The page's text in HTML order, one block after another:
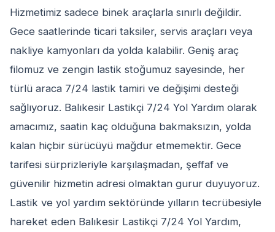
Hizmetimiz sadece binek araçlarla sınırlı değildir.
Gece saatlerinde ticari taksiler, servis araçları veya
nakliye kamyonları da yolda kalabilir. Geniş araç
filomuz ve zengin lastik stoğumuz sayesinde, her
türlü araca 7/24 lastik tamiri ve değişimi desteği
sağlıyoruz. Balıkesir Lastikçi 7/24 Yol Yardım olarak
amacımız, saatin kaç olduğuna bakmaksızın, yolda
kalan hiçbir sürücüyü mağdur etmemektir. Gece
tarifesi sürprizleriyle karşılaşmadan, şeffaf ve
güvenilir hizmetin adresi olmaktan gurur duyuyoruz.
Lastik ve yol yardım sektöründe yılların tecrübesiyle
hareket eden Balıkesir Lastikçi 7/24 Yol Yardım,